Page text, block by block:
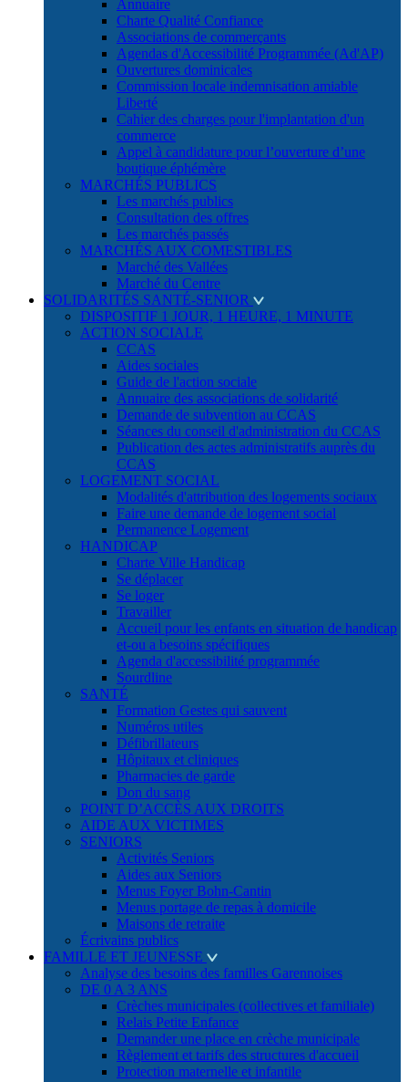
Annuaire
Charte Qualité Confiance
Associations de commerçants
Agendas d'Accessibilité Programmée (Ad'AP)
Ouvertures dominicales
Commission locale indemnisation amiable
Liberté
Cahier des charges pour l'implantation d'un
commerce
Appel à candidature pour l’ouverture d’une
boutique éphémère
MARCHÉS PUBLICS
Les marchés publics
Consultation des offres
Les marchés passés
MARCHÉS AUX COMESTIBLES
Marché des Vallées
Marché du Centre
SOLIDARITÉS SANTÉ-SENIOR
DISPOSITIF 1 JOUR, 1 HEURE, 1 MINUTE
ACTION SOCIALE
CCAS
Aides sociales
Guide de l'action sociale
Annuaire des associations de solidarité
Demande de subvention au CCAS
Séances du conseil d'administration du CCAS
Publication des actes administratifs auprès du
CCAS
LOGEMENT SOCIAL
Modalités d'attribution des logements sociaux
Faire une demande de logement social
Permanence Logement
HANDICAP
Charte Ville Handicap
Se déplacer
Se loger
Travailler
Accueil pour les enfants en situation de handicap
et-ou a besoins spécifiques
Agenda d'accessibilité programmée
Sourdline
SANTÉ
Formation Gestes qui sauvent
Numéros utiles
Défibrillateurs
Hôpitaux et cliniques
Pharmacies de garde
Don du sang
POINT D’ACCÈS AUX DROITS
AIDE AUX VICTIMES
SENIORS
Activités Seniors
Aides aux Seniors
Menus Foyer Bohn-Cantin
Menus portage de repas à domicile
Maisons de retraite
Écrivains publics
FAMILLE ET JEUNESSE
Analyse des besoins des familles Garennoises
DE 0 A 3 ANS
Crèches municipales (collectives et familiale)
Relais Petite Enfance
Demander une place en crèche municipale
Règlement et tarifs des structures d'accueil
Protection maternelle et infantile